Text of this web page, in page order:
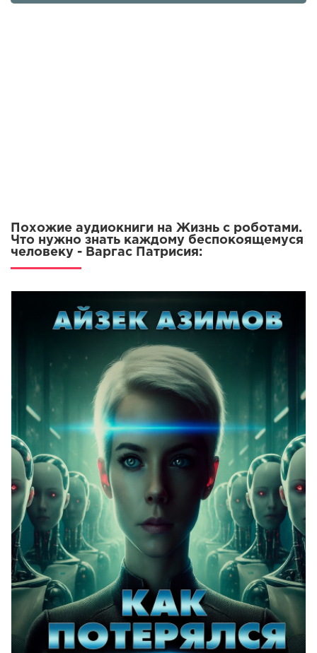
008
Похожие аудиокниги на Жизнь с роботами.
Что нужно знать каждому беспокоящемуся
человеку - Варгас Патрисия: